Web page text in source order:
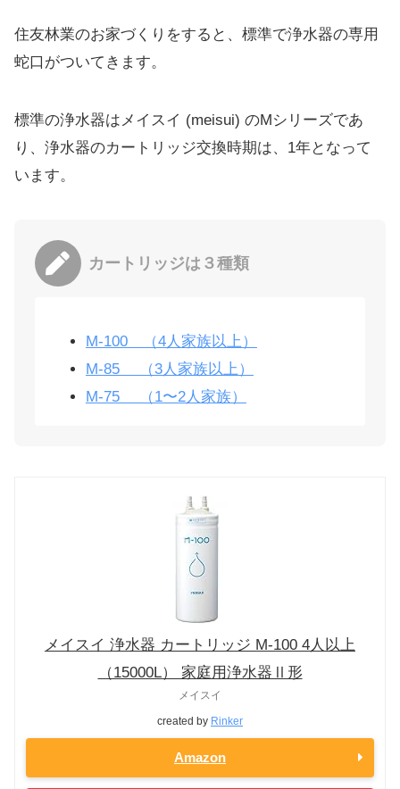
住友林業のお家づくりをすると、標準で浄水器の専用
蛇口がついてきます。
標準の浄水器はメイスイ (meisui) のMシリーズであ
り、浄水器のカートリッジ交換時期は、1年となって
います。
カートリッジは３種類
M-100 （4人家族以上）
M-85 （3人家族以上）
M-75 （1〜2人家族）
メイスイ 浄水器 カートリッジ M-100 4人以上
（15000L） 家庭用浄水器Ⅱ形
created by Rinker
メイスイ
Amazon